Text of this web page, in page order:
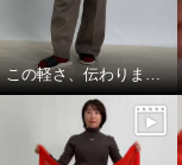
この軽さ、伝わりますか？